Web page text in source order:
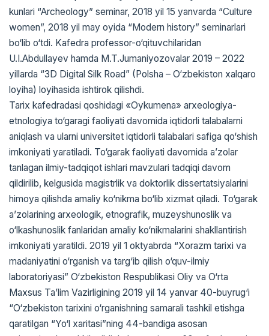
kunlari “Archeology” seminar, 2018 yil 15 yanvarda “Culture
women”, 2018 yil may oyida “Modern history” seminarlari
bo‘lib o‘tdi. Kafedra professor-o‘qituvchilaridan
U.I.Abdullayev hamda M.T.Jumaniyozovalar 2019 – 2022
yillarda “3D Digital Silk Road” (Polsha – O‘zbekiston xalqaro
loyiha) loyihasida ishtirok qilishdi.
Tarix kafedradasi qoshidagi «Oykumena» arxeologiya-
etnologiya to‘garagi faoliyati davomida iqtidorli talabalarni
aniqlash va ularni universitet iqtidorli talabalari safiga qo‘shish
imkoniyati yaratiladi. To‘garak faoliyati davomida a’zolar
tanlagan ilmiy-tadqiqot ishlari mavzulari tadqiqi davom
qildirilib, kelgusida magistrlik va doktorlik dissertatsiyalarini
himoya qilishda amaliy ko‘nikma bo‘lib xizmat qiladi. To‘garak
a’zolarining arxeologik, etnografik, muzeyshunoslik va
o‘lkashunoslik fanlaridan amaliy ko‘nikmalarini shakllantirish
imkoniyati yaratildi. 2019 yil 1 oktyabrda “Xorazm tarixi va
madaniyatini o‘rganish va targ‘ib qilish o‘quv-ilmiy
laboratoriyasi” O‘zbekiston Respublikasi Oliy va O‘rta
Maxsus Ta’lim Vazirligining 2019 yil 14 yanvar 40-buyrug‘i
“O‘zbekiston tarixini o‘rganishning samarali tashkil etishga
qaratilgan “Yo‘l xaritasi”ning 44-bandiga asosan